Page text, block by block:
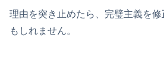
理由を突き止めたら、完璧主義を
もしれません。